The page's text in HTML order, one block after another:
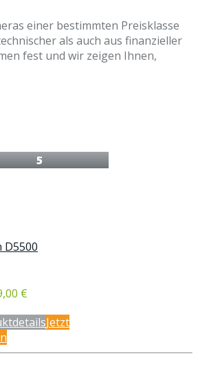
einer bestimmten Preisklasse
als auch aus finanzieller
fest und wir zeigen Ihnen,
5
D5500
€
Jetzt